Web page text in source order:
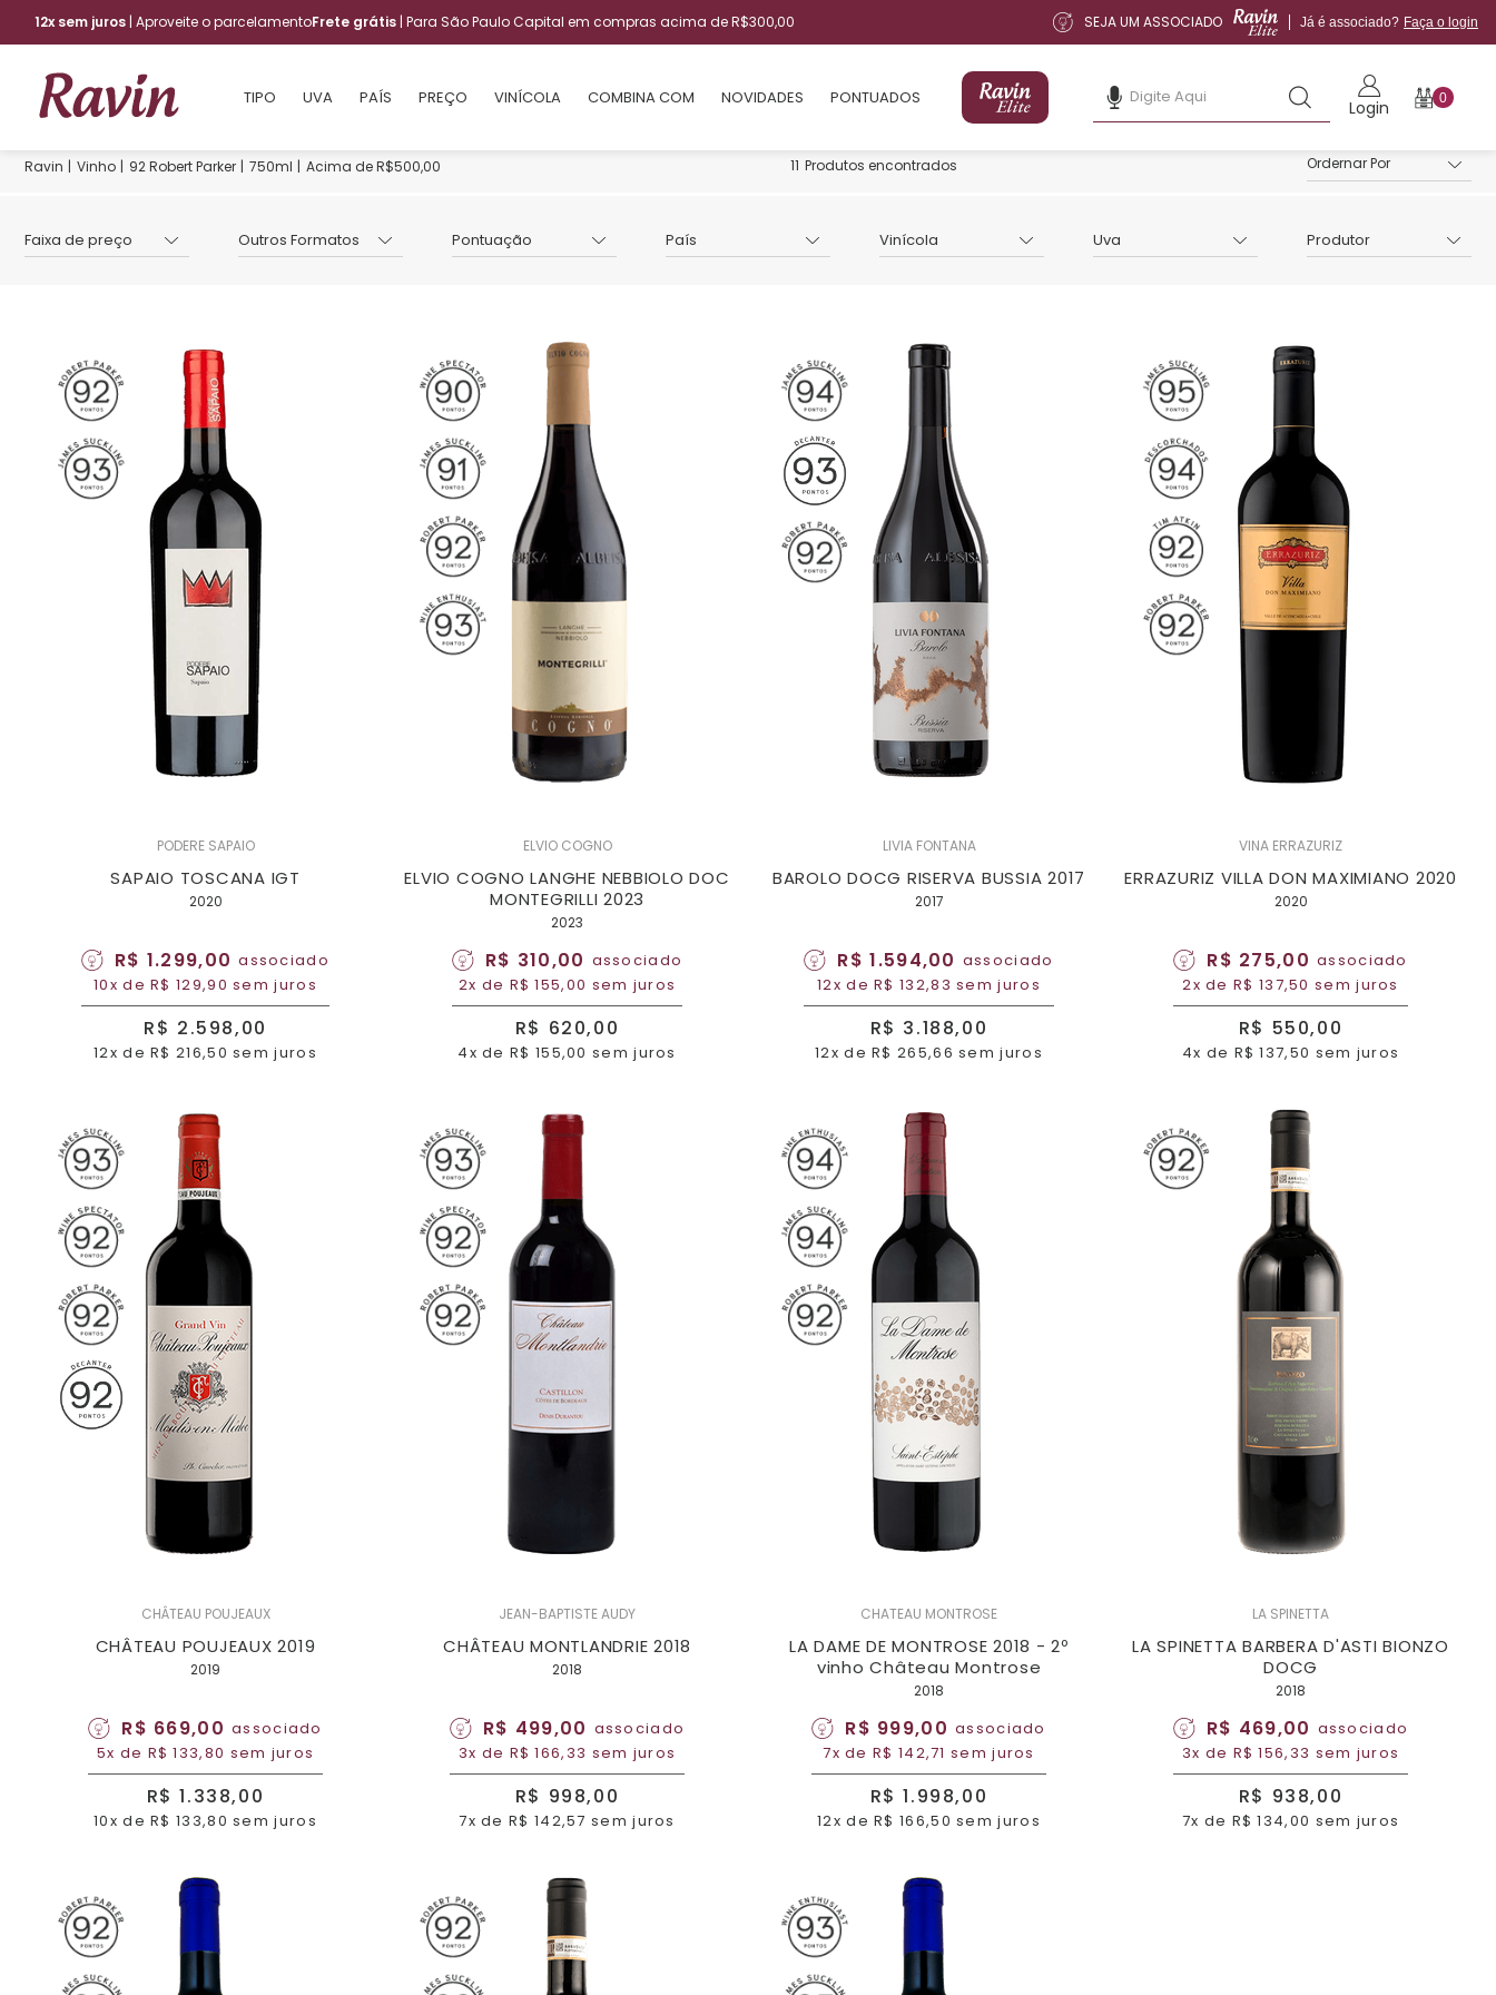
12x sem juros | Aproveite o parcelamentoFrete grátis | Para São Paulo Capital em compras acima de R$300,00 SEJA UM ASSOCIADO Já é associado? Faça o login
TIPO UVA PAÍS PREÇO VINÍCOLA COMBINA COM NOVIDADES PONTUADOS Login 0
Vinho 92 Robert Parker 750ml Acima de R$500,00 11 Produtos encontrados
Faixa de preço Outros Formatos Pontuação País Vinícola Uva Produtor
PODERE SAPAIO
SAPAIO TOSCANA IGT
2020
R$ 1.299,00 associado
10x de R$ 129,90 sem juros
R$ 2.598,00
12x de R$ 216,50 sem juros
ELVIO COGNO
ELVIO COGNO LANGHE NEBBIOLO DOC
MONTEGRILLI 2023
2023
R$ 310,00 associado
2x de R$ 155,00 sem juros
R$ 620,00
4x de R$ 155,00 sem juros
LIVIA FONTANA
BAROLO DOCG RISERVA BUSSIA 2017
2017
R$ 1.594,00 associado
12x de R$ 132,83 sem juros
R$ 3.188,00
12x de R$ 265,66 sem juros
VINA ERRAZURIZ
ERRAZURIZ VILLA DON MAXIMIANO 2020
2020
R$ 275,00 associado
2x de R$ 137,50 sem juros
R$ 550,00
4x de R$ 137,50 sem juros
CHÂTEAU POUJEAUX
CHÂTEAU POUJEAUX 2019
2019
R$ 669,00 associado
5x de R$ 133,80 sem juros
R$ 1.338,00
10x de R$ 133,80 sem juros
JEAN-BAPTISTE AUDY
CHÂTEAU MONTLANDRIE 2018
2018
R$ 499,00 associado
3x de R$ 166,33 sem juros
R$ 998,00
7x de R$ 142,57 sem juros
CHATEAU MONTROSE
LA DAME DE MONTROSE 2018 - 2º
vinho Château Montrose
2018
R$ 999,00 associado
7x de R$ 142,71 sem juros
R$ 1.998,00
12x de R$ 166,50 sem juros
LA SPINETTA
LA SPINETTA BARBERA D'ASTI BIONZO
DOCG
2018
R$ 469,00 associado
3x de R$ 156,33 sem juros
R$ 938,00
7x de R$ 134,00 sem juros